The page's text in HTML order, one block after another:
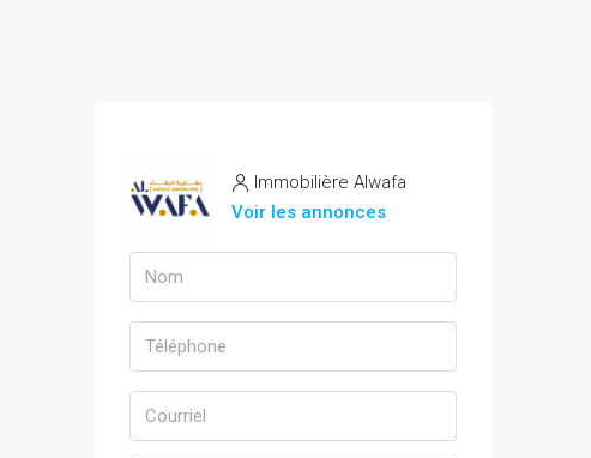
Immobilière Alwafa
Voir les annonces